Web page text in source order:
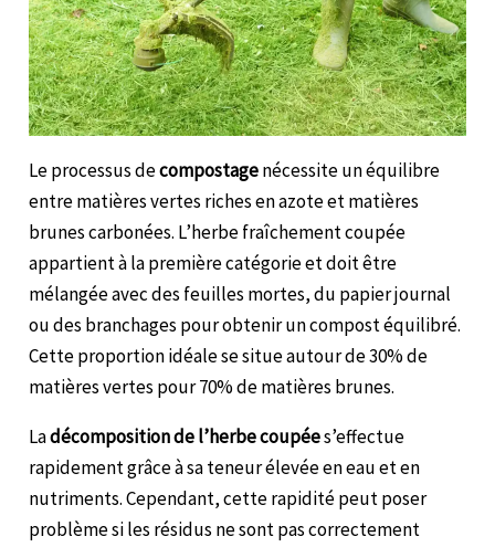
Le processus decompostagenécessite un équilibre
entre matières vertes riches en azote et matières
brunes carbonées. L’herbe fraîchement coupée
appartient à la première catégorie et doit être
mélangée avec des feuilles mortes, du papier journal
ou des branchages pour obtenir un compost équilibré.
Cette proportion idéale se situe autour de 30% de
matières vertes pour 70% de matières brunes.
Ladécomposition de l’herbe coupées’effectue
rapidement grâce à sa teneur élevée en eau et en
nutriments. Cependant, cette rapidité peut poser
problème si les résidus ne sont pas correctement